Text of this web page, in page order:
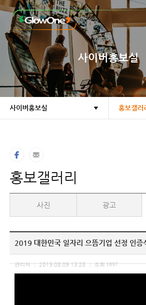
본문바로가기
사이버홍보실
사이버홍보실 홍보갤러
홍보갤러리
사진 광고
2019 대한민국 일자리 으뜸기업 선정 인증
관리자 | 2019.08.09 13:28 | 조회 1897